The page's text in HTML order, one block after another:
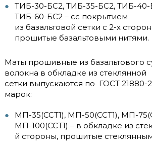
ТИБ-30-БС2, ТИБ-35-БС2, ТИБ-
ТИБ-60-БС2 – сс покрытием
из базальтовой сетки с 2-х
прошитые базальтовыми нитями.
Маты прошивные из базальтового
волокна в обкладке из стеклянной
сетки выпускаются по ГОСТ 21880-
марок:
МП-35(ССТ1), МП-50(ССТ1), МП-
МП-100(ССТ1) – в обкладке из
й стороны, прошитые